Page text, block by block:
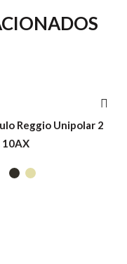
Reggio Unipolar 2
10AX